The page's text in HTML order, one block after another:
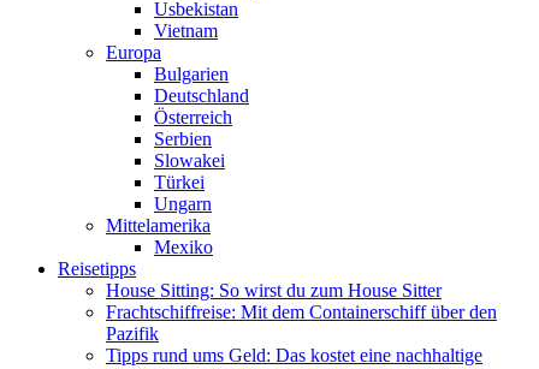
Usbekistan
Vietnam
Europa
Bulgarien
Deutschland
Österreich
Serbien
Slowakei
Türkei
Ungarn
Mittelamerika
Mexiko
Reisetipps
House Sitting: So wirst du zum House Sitter
Frachtschiffreise: Mit dem Containerschiff über den
Pazifik
Tipps rund ums Geld: Das kostet eine nachhaltige